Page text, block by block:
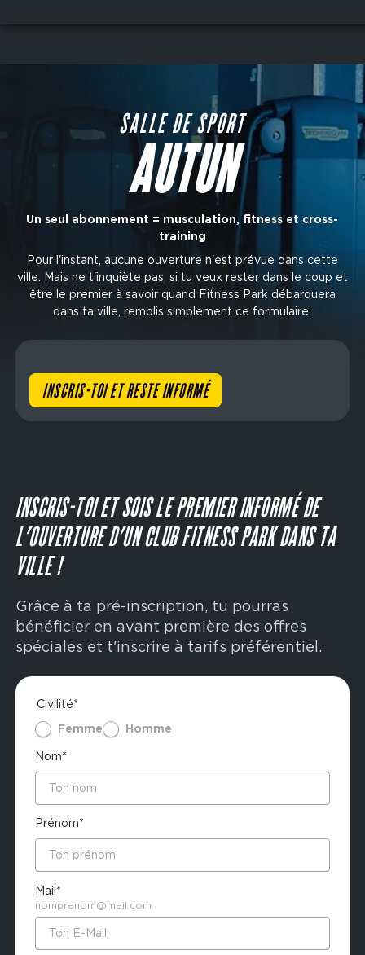
SALLE DE SPORT
AUTUN
Un seul abonnement = musculation, fitness et cross-
training
Pour l'instant, aucune ouverture n'est prévue dans cette
ville. Mais ne t'inquiète pas, si tu veux rester dans le coup et
être le premier à savoir quand Fitness Park débarquera
dans ta ville, remplis simplement ce formulaire.
INSCRIS-TOI ET RESTE INFORMÉ
INSCRIS-TOI ET SOIS LE PREMIER INFORMÉ DE
L’OUVERTURE D’UN CLUB FITNESS PARK DANS TA
VILLE !
Grâce à ta pré-inscription, tu pourras
bénéficier en avant première des offres
spéciales et t'inscrire à tarifs préférentiel.
Civilité*
Femme
Homme
Nom*
Prénom*
Mail*
nomprenom@mail.com